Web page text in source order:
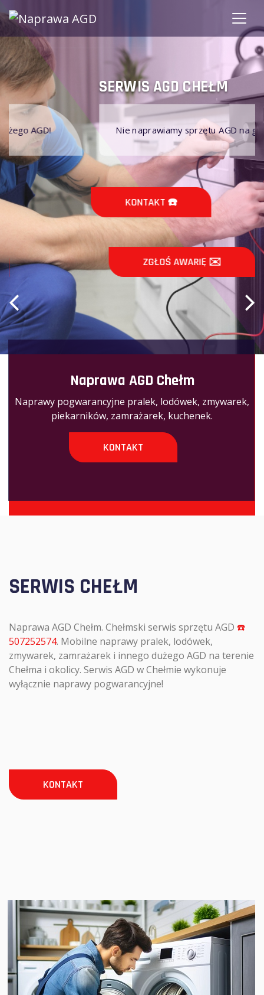
SERWIS AGD CHEŁM
Nie naprawiamy sprzętu AGD na gwarancji!
KONTAKT ☎️
ZGŁOŚ AWARIĘ ✉️
Naprawa AGD Chełm
Naprawy pogwarancyjne pralek, lodówek, zmywarek,
piekarników, zamrażarek, kuchenek.
KONTAKT
SERWIS CHEŁM
Naprawa AGD Chełm. Chełmski serwis sprzętu AGD ☎️
507252574. Mobilne naprawy pralek, lodówek,
zmywarek, zamrażarek i innego dużego AGD na terenie
Chełma i okolicy. Serwis AGD w Chełmie wykonuje
wyłącznie naprawy pogwarancyjne!
KONTAKT